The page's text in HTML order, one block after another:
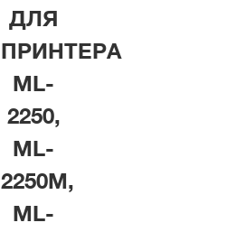
ДЛЯ
ПРИНТЕРА
ML-
2250,
ML-
2250M,
ML-